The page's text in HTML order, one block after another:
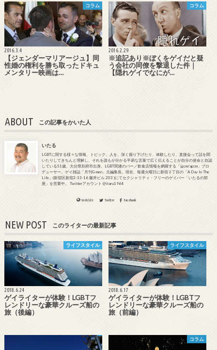
コラム
2016.3.4
【ジェンダーマリアージュ】同
性婚の権利を勝ち取ったドキュ
メンタリー映画は…
コラム
2016.2.29
※追記あり※ぼくをゲイだと疑
う会社の同僚を撃退した件｜
【隠れゲイでなにが…
ABOUT この記事をかいた人
いたる
LGBTに関する様々な情報、トピック、人を、深く掘り下げたり、体験したり、直接会って話を聞
いたりしてきちんと理解し、それを誰もが分かる平易な言葉で広く伝えることが自分の使命と自認
している51歳、大分県別府市出身。LGBT関連のバー／飲食店情報を網羅する「jgcm/agcm」プロ
デューサー。ゲイ雑誌「月刊G-men」元編集長。現在、毎週火曜日に新宿２丁目の「A Day In The
Life」(新宿区新宿2-13-16 藤井ビル 203 )にてセクシャリティ・フリーのゲイバー「いたるの部
屋」を営業中。 Twitterアカウント @itaru1964
WebSite Twitter Facebook
NEW POST このライターの最新記事
ライフスタイル
2018.6.24
ゲイライターが体験！LGBTフ
レンドリーな豪華クルーズ船の
旅（後編）
ライフスタイル
2018.6.17
ゲイライターが体験！LGBTフ
レンドリーな豪華クルーズ船の
旅（前編）
コラム